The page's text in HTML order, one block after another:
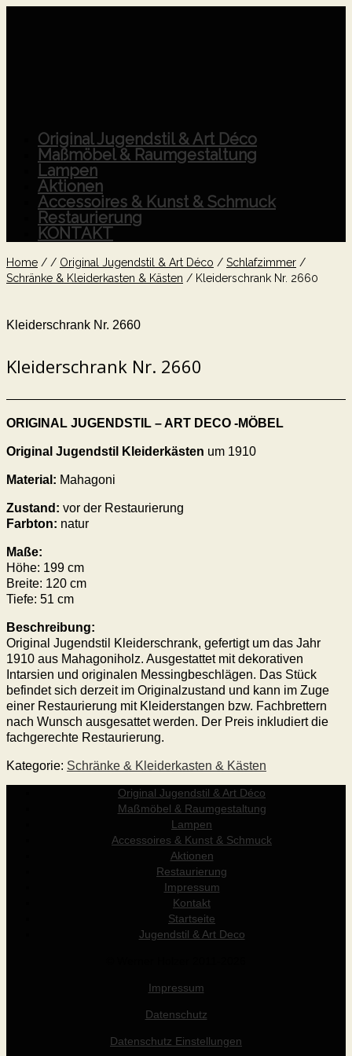
Original Jugendstil & Art Déco
Maßmöbel & Raumgestaltung
Lampen
Aktionen
Accessoires & Kunst & Schmuck
Restaurierung
KONTAKT
Home / / Original Jugendstil & Art Déco / Schlafzimmer /
Schränke & Kleiderkasten & Kästen / Kleiderschrank Nr. 2660
Kleiderschrank Nr. 2660
Kleiderschrank Nr. 2660
ORIGINAL JUGENDSTIL – ART DECO -MÖBEL
Original Jugendstil Kleiderkästen um 1910
Material: Mahagoni
Zustand: vor der Restaurierung
Farbton: natur
Maße:
Höhe: 199 cm
Breite: 120 cm
Tiefe: 51 cm
Beschreibung:
Original Jugendstil Kleiderschrank, gefertigt um das Jahr
1910 aus Mahagoniholz. Ausgestattet mit dekorativen
Intarsien und originalen Messingbeschlägen. Das Stück
befindet sich derzeit im Originalzustand und kann im Zuge
einer Restaurierung mit Kleiderstangen bzw. Fachbrettern
nach Wunsch ausgesattet werden. Der Preis inkludiert die
fachgerechte Restaurierung.
Kategorie: Schränke & Kleiderkasten & Kästen
Original Jugendstil & Art Déco
Maßmöbel & Raumgestaltung
Lampen
Accessoires & Kunst & Schmuck
Aktionen
Restaurierung
Impressum
Kontakt
Startseite
Jugendstil & Art Deco
Impressum
Datenschutz
Datenschutz Einstellungen